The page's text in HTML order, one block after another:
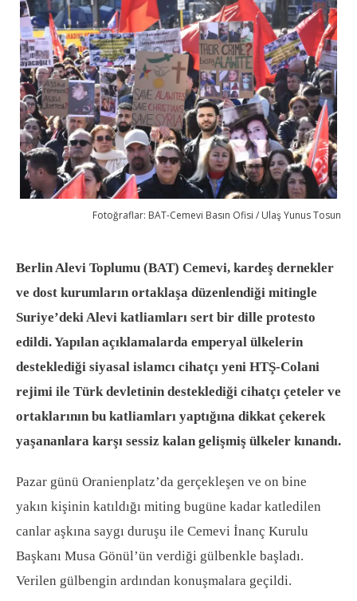
Fotoğraflar: BAT-Cemevi Basın Ofisi / Ulaş Yunus Tosun
Berlin Alevi Toplumu (BAT) Cemevi, kardeş dernekler
ve dost kurumların ortaklaşa düzenlendiği mitingle
Suriye’deki Alevi katliamları sert bir dille protesto
edildi. Yapılan açıklamalarda emperyal ülkelerin
desteklediği siyasal islamcı cihatçı yeni HTŞ-Colani
rejimi ile Türk devletinin desteklediği cihatçı çeteler ve
ortaklarının bu katliamları yaptığına dikkat çekerek
yaşananlara karşı sessiz kalan gelişmiş ülkeler kınandı.
Pazar günü Oranienplatz’da gerçekleşen ve on bine
yakın kişinin katıldığı miting bugüne kadar katledilen
canlar aşkına saygı duruşu ile Cemevi İnanç Kurulu
Başkanı Musa Gönül’ün verdiği gülbenkle başladı.
Verilen gülbengin ardından konuşmalara geçildi.